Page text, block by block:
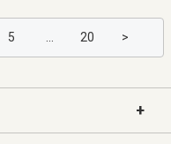
5 ... 20 >
+